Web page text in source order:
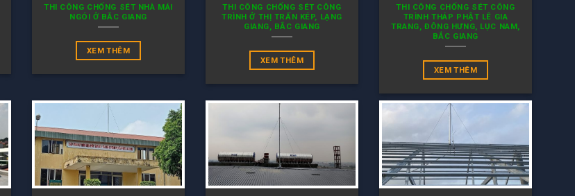
THI CÔNG CHỐNG SÉT NHÀ MÁI
NGÓI Ở BẮC GIANG
XEM THÊM
THI CÔNG CHỐNG SÉT CÔNG
TRÌNH Ở THỊ TRẤN KÉP, LẠNG
GIANG, BẮC GIANG
XEM THÊM
THI CÔNG CHỐNG SÉT CÔNG
TRÌNH THÁP PHẬT LÊ GIA
TRANG, ĐÔNG HƯNG, LỤC NAM,
BẮC GIANG
XEM THÊM